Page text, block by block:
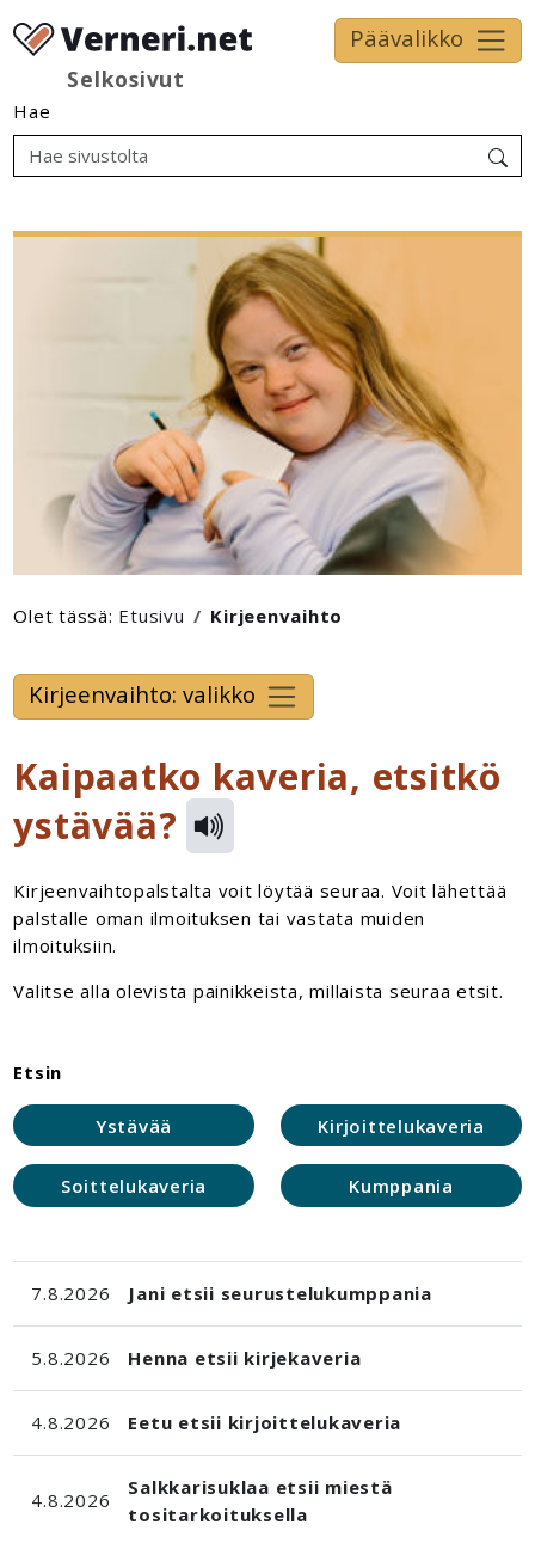
Selkosivut
Päävalikko
Hae
Olet tässä: Etusivu Kirjeenvaihto
Kirjeenvaihto: valikko
Kaipaatko kaveria, etsitkö
ystävää?
Kirjeenvaihtopalstalta voit löytää seuraa. Voit lähettää
palstalle oman ilmoituksen tai vastata muiden
ilmoituksiin.
Valitse alla olevista painikkeista, millaista seuraa etsit.
Etsin
Ystävää Kirjoittelukaveria
Soittelukaveria Kumppania
7.8.2026 Jani etsii seurustelukumppania
5.8.2026 Henna etsii kirjekaveria
4.8.2026 Eetu etsii kirjoittelukaveria
4.8.2026
Salkkarisuklaa etsii miestä
tositarkoituksella